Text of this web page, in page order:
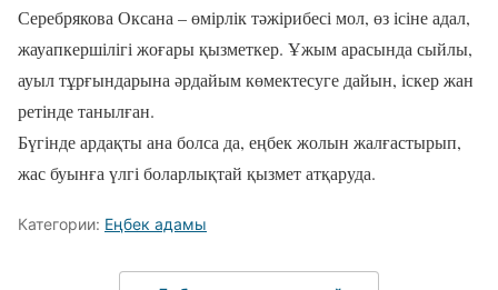
Серебрякова Оксана – өмірлік тәжірибесі мол, өз ісіне адал,
жауапкершілігі жоғары қызметкер. Ұжым арасында сыйлы,
ауыл тұрғындарына әрдайым көмектесуге дайын, іскер жан
ретінде танылған.
Бүгінде ардақты ана болса да, еңбек жолын жалғастырып,
жас буынға үлгі боларлықтай қызмет атқаруда.
Категории: Еңбек адамы